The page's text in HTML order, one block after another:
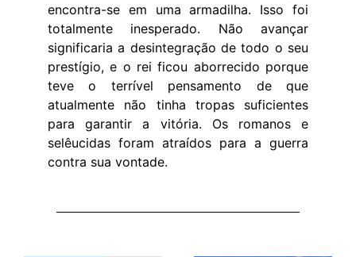
encontra-se em uma armadilha. Isso foi
totalmente inesperado. Não avançar
significaria a desintegração de todo o seu
prestígio, e o rei ficou aborrecido porque
teve o terrível pensamento de que
atualmente não tinha tropas suficientes
para garantir a vitória. Os romanos e
selêucidas foram atraídos para a guerra
contra sua vontade.